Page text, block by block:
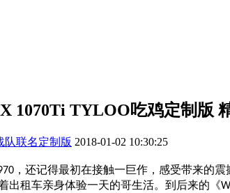
1070Ti TYLOO吃鸡定制版
队联名定制版 2018-01-02 10:30:25
，还记得最初在接触一巨作，感受带来的
出租车亲身体验一天的哥生活。到后来的《